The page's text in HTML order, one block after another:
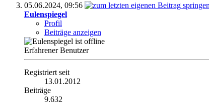
05.06.2024, 09:56
Eulenspiegel
Profil
Beiträge anzeigen
Erfahrener Benutzer
Registriert seit
13.01.2012
Beiträge
9.632